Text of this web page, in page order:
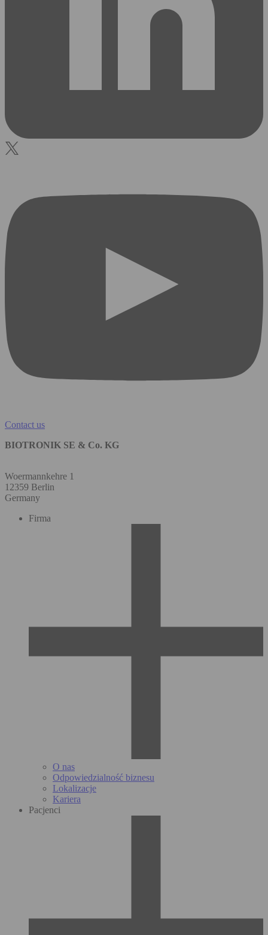
Contact us
BIOTRONIK SE & Co. KG
Woermannkehre 1
12359 Berlin
Germany
Firma
O nas
Odpowiedzialność biznesu
Lokalizacje
Kariera
Pacjenci